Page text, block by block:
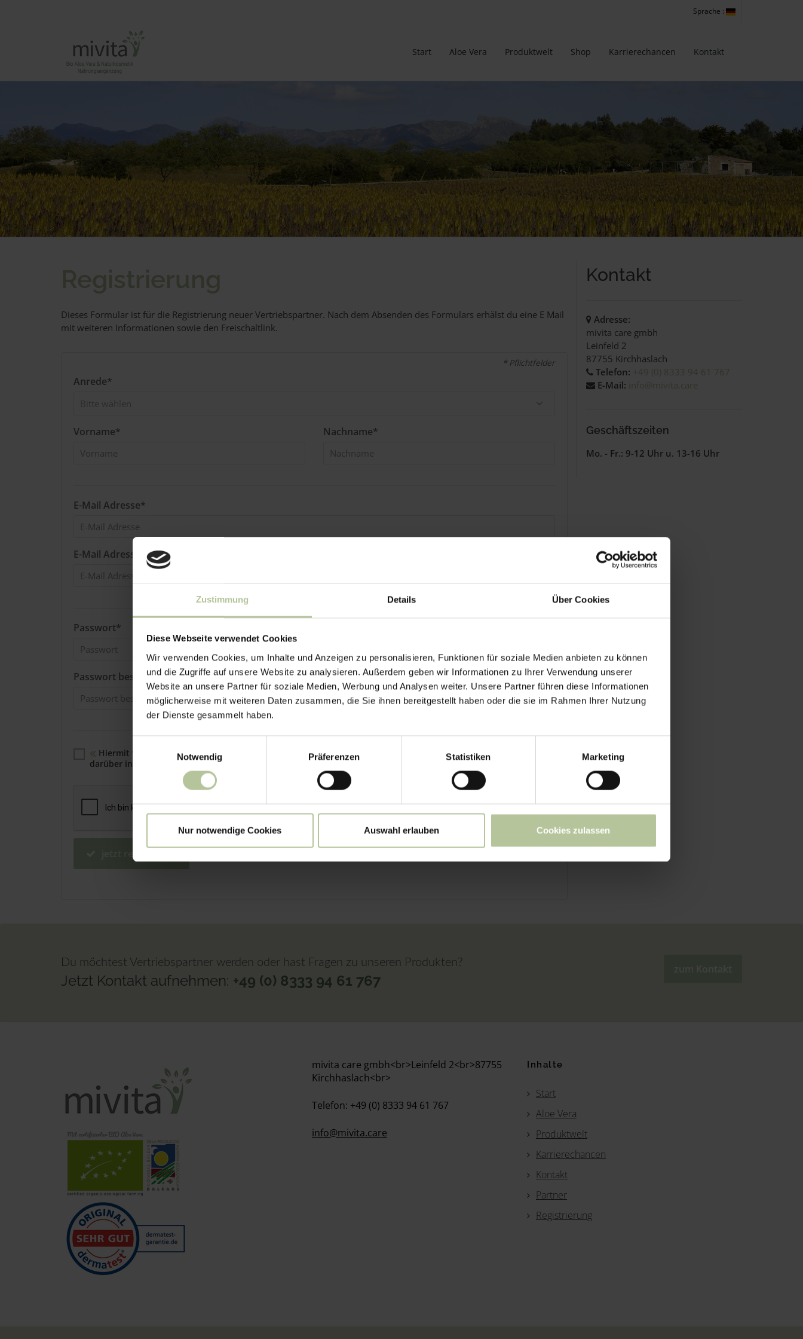
Zustimmung Details Über Cookies
Diese Webseite verwendet Cookies
Wir verwenden Cookies, um Inhalte und Anzeigen zu personalisieren, Funktionen für soziale Medien anbieten zu können
und die Zugriffe auf unsere Website zu analysieren. Außerdem geben wir Informationen zu Ihrer Verwendung unserer
Website an unsere Partner für soziale Medien, Werbung und Analysen weiter. Unsere Partner führen diese Informationen
möglicherweise mit weiteren Daten zusammen, die Sie ihnen bereitgestellt haben oder die sie im Rahmen Ihrer Nutzung
der Dienste gesammelt haben.
Notwendig
Präferenzen Statistiken Marketing
Nur notwendige Cookies Auswahl erlauben Cookies zulassen
Sprache :
Start Aloe Vera Produktwelt Shop Karrierechancen Kontakt
Registrierung
Dieses Formular ist für die Registrierung neuer Vertriebspartner. Nach dem Absenden des Formulars erhälst du eine E Mail
mit weiteren Informationen sowie den Freischaltlink.
* Pflichtfelder
Anrede*
Vorname* Nachname*
E-Mail Adresse*
E-Mail Adresse wiederholen*
Passwort*
Passwort bestäigen*
Hiermit willige ich in die im Rahmen der Datenschutzerklärunggenannte Datenverarbeitung ein. Ich wurde
darüber informiert, dass ich diese Einwilligung jederzeit widerrufen kann .*
Kontakt
Adresse:
mivita care gmbh
Leinfeld 2
87755 Kirchhaslach
Telefon: +49 (0) 8333 94 61 767
E-Mail:
info@mivita.care
Geschäftszeiten
Mo. - Fr.: 9-12 Uhr u. 13-16 Uhr
Du möchtest Vertriebspartner werden oder hast Fragen zu unseren Produkten?
Jetzt Kontakt aufnehmen: +49 (0) 8333 94 61 767
mivita care gmbh<br>Leinfeld 2<br>87755
Kirchhaslach<br>
Telefon: +49 (0) 8333 94 61 767
info@mivita.care
Inhalte
Start
Aloe Vera
Produktwelt
Karrierechancen
Kontakt
Partner
Registrierung